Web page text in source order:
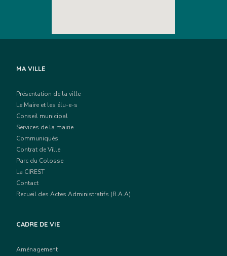
MA VILLE
Présentation de la ville
Le Maire et les élu-e-s
Conseil municipal
Services de la mairie
Communiqués
Contrat de Ville
Parc du Colosse
La CIREST
Contact
Recueil des Actes Administratifs (R.A.A)
CADRE DE VIE
Aménagement